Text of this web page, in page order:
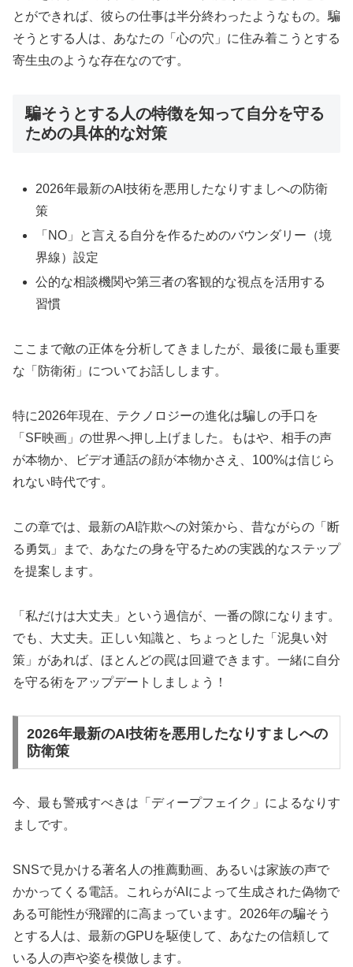
とができれば、彼らの仕事は半分終わったようなもの。騙
そうとする人は、あなたの「心の穴」に住み着こうとする
寄生虫のような存在なのです。
騙そうとする人の特徴を知って自分を守る
ための具体的な対策
2026年最新のAI技術を悪用したなりすましへの防衛
策
「NO」と言える自分を作るためのバウンダリー（境
界線）設定
公的な相談機関や第三者の客観的な視点を活用する
習慣
ここまで敵の正体を分析してきましたが、最後に最も重要
な「防衛術」についてお話しします。
特に2026年現在、テクノロジーの進化は騙しの手口を
「SF映画」の世界へ押し上げました。もはや、相手の声
が本物か、ビデオ通話の顔が本物かさえ、100%は信じら
れない時代です。
この章では、最新のAI詐欺への対策から、昔ながらの「断
る勇気」まで、あなたの身を守るための実践的なステップ
を提案します。
「私だけは大丈夫」という過信が、一番の隙になります。
でも、大丈夫。正しい知識と、ちょっとした「泥臭い対
策」があれば、ほとんどの罠は回避できます。一緒に自分
を守る術をアップデートしましょう！
2026年最新のAI技術を悪用したなりすましへの
防衛策
今、最も警戒すべきは「ディープフェイク」によるなりす
ましです。
SNSで見かける著名人の推薦動画、あるいは家族の声で
かかってくる電話。これらがAIによって生成された偽物で
ある可能性が飛躍的に高まっています。2026年の騙そう
とする人は、最新のGPUを駆使して、あなたの信頼して
いる人の声や姿を模倣します。